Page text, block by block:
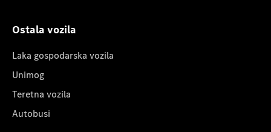
Ostala vozila
Laka gospodarska vozila
Unimog
Teretna vozila
Autobusi